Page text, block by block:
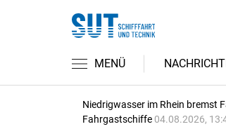
MENÜ
Niedrigwasser im Rhein bremst
Fahrgastschiffe 04.08.2026,